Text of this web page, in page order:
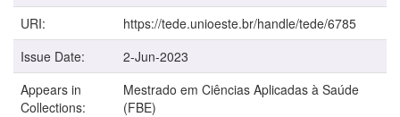
URI:
https://tede.unioeste.br/handle/tede/6785
Issue Date:
2-Jun-2023
Appears in
Collections:
Mestrado em Ciências Aplicadas à Saúde
(FBE)